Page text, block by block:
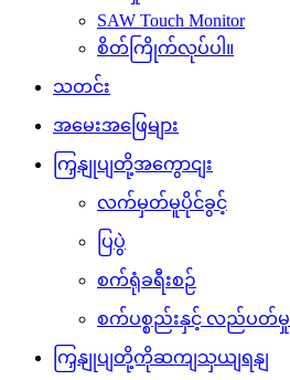
SAW Touch Monitor
စိတ်ကြိုက်လုပ်ပါ။
သတင်း
အမေးအဖြေများ
ကြှနျုပျတို့အကွောငျး
လက်မှတ်မူပိုင်ခွင့်
ပြပွဲ
စက်ရုံခရီးစဉ်
စက်ပစ္စည်းနှင့် လည်ပတ်မှု
ကြှနျုပျတို့ကိုဆကျသှယျရနျ